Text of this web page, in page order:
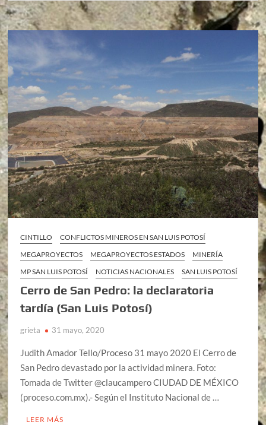
CINTILLO
CONFLICTOS MINEROS EN SAN LUIS POTOSÍ
MEGAPROYECTOS
MEGAPROYECTOS ESTADOS
MINERÍA
MP SAN LUIS POTOSÍ
NOTICIAS NACIONALES SAN LUIS POTOSÍ
Cerro de San Pedro: la declaratoria
tardía (San Luis Potosí)
grieta 31 mayo, 2020
Judith Amador Tello/Proceso 31 mayo 2020 El Cerro de
San Pedro devastado por la actividad minera. Foto:
Tomada de Twitter @claucampero CIUDAD DE MÉXICO
(proceso.com.mx).- Según el Instituto Nacional de …
LEER MÁS